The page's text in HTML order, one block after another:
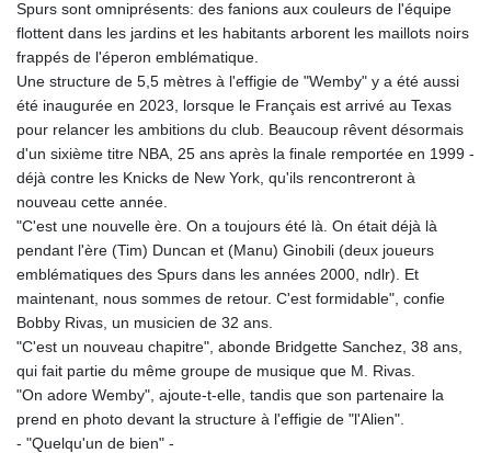
HKD 9.054775
HNL 30.893904
HRK 7.535207
HTG 150.703267
HUF 363.227272
IDR 20683.84493
ILS 3.477857
IMP 0.857481
IQD 1509.981531
IRR
1587015.850814
ISK 141.789703
JEP 0.857481
JMD 183.165198
JOD 0.818473
JPY 182.195114
KES 149.373012
Spurs sont omniprésents: des fanions aux couleurs de l'équipe
flottent dans les jardins et les habitants arborent les maillots noirs
frappés de l'éperon emblématique.
Une structure de 5,5 mètres à l'effigie de "Wemby" y a été aussi
été inaugurée en 2023, lorsque le Français est arrivé au Texas
pour relancer les ambitions du club. Beaucoup rêvent désormais
d'un sixième titre NBA, 25 ans après la finale remportée en 1999 -
déjà contre les Knicks de New York, qu'ils rencontreront à
nouveau cette année.
"C'est une nouvelle ère. On a toujours été là. On était déjà là
pendant l'ère (Tim) Duncan et (Manu) Ginobili (deux joueurs
emblématiques des Spurs dans les années 2000, ndlr). Et
maintenant, nous sommes de retour. C'est formidable", confie
Bobby Rivas, un musicien de 32 ans.
"C'est un nouveau chapitre", abonde Bridgette Sanchez, 38 ans,
qui fait partie du même groupe de musique que M. Rivas.
"On adore Wemby", ajoute-t-elle, tandis que son partenaire la
prend en photo devant la structure à l'effigie de "l'Alien".
- "Quelqu'un de bien" -